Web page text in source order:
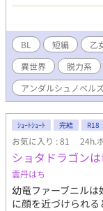
るので、協力をす
まくった経験をも
のルートのテコ入
ぜかルークはオレを
りにかけて、成人シ
士ラウリィの、超
BL 短編 乙
異世界
脱力系
アンダルシュノベル
ｼｮｰﾄｼｮｰﾄ 完結 R18
お気に入り : 81 24h.
ショタドラゴン
雲丹はち
幼竜ファーブニル
に顔を近づけられ